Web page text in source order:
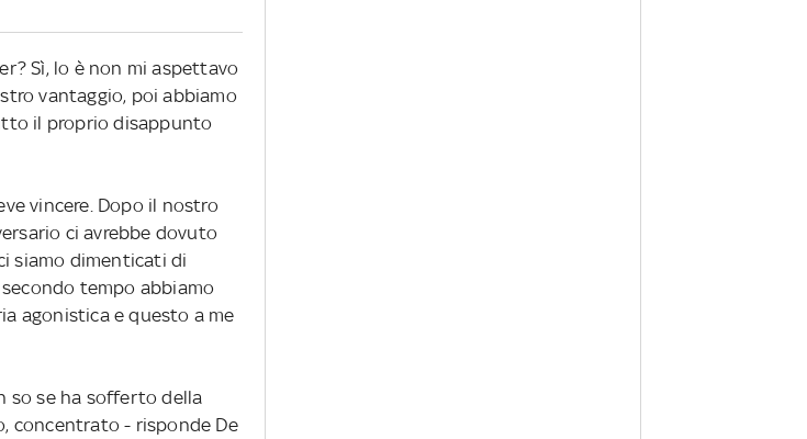
Sì, lo è non mi aspettavo
vantaggio, poi abbiamo
il proprio disappunto
vincere. Dopo il nostro
ci avrebbe dovuto
siamo dimenticati di
tempo abbiamo
agonistica e questo a me
so se ha sofferto della
concentrato - risponde De